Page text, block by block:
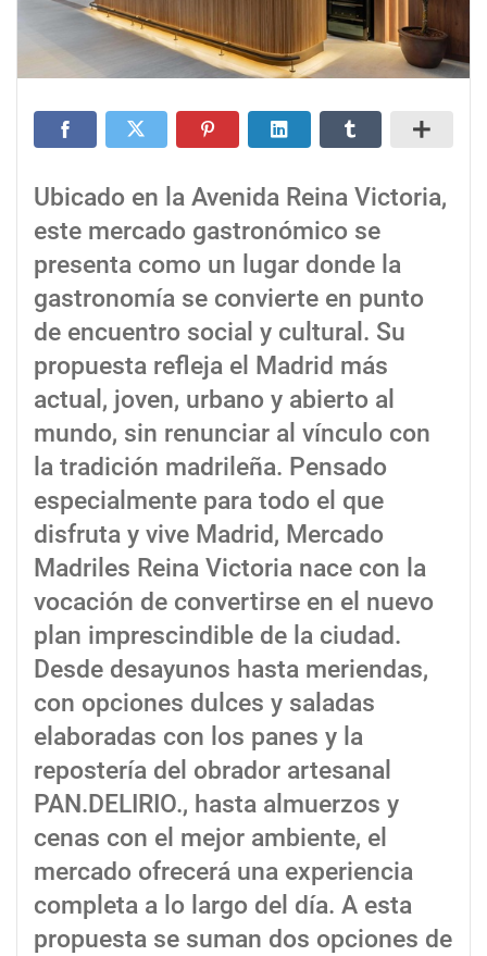
Ubicado en la Avenida Reina Victoria,
este mercado gastronómico se
presenta como un lugar donde la
gastronomía se convierte en punto
de encuentro social y cultural. Su
propuesta refleja el Madrid más
actual, joven, urbano y abierto al
mundo, sin renunciar al vínculo con
la tradición madrileña. Pensado
especialmente para todo el que
disfruta y vive Madrid, Mercado
Madriles Reina Victoria nace con la
vocación de convertirse en el nuevo
plan imprescindible de la ciudad.
Desde desayunos hasta meriendas,
con opciones dulces y saladas
elaboradas con los panes y la
repostería del obrador artesanal
PAN.DELIRIO., hasta almuerzos y
cenas con el mejor ambiente, el
mercado ofrecerá una experiencia
completa a lo largo del día. A esta
propuesta se suman dos opciones de